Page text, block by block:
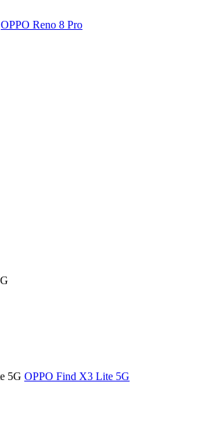
OPPO Reno 8 Pro
OPPO Find X3 Lite 5G